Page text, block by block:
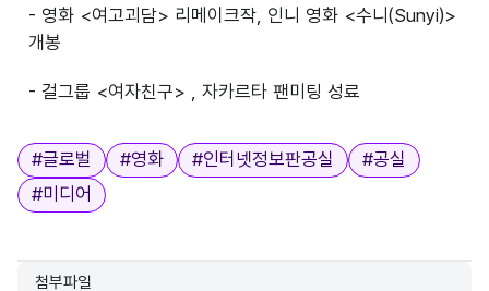
- 영화 <여고괴담> 리메이크작, 인니 영화 <수니(Sunyi)>
개봉
- 걸그룹 <여자친구> , 자카르타 팬미팅 성료
태그
#글로벌 #영화 #인터넷정보판공실 #공실
#미디어
첨부파일